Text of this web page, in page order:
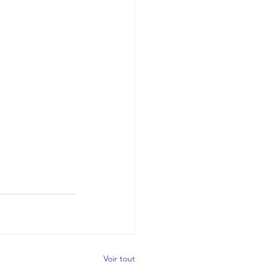
Voir tout